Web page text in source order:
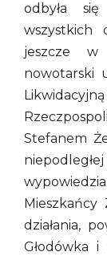
odbyła
wszystkich
jeszcze w
nowotarski
Stefanem
działania,
Głodówka